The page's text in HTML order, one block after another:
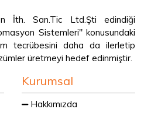
İth. San.Tic Ltd.Şti edindiği
Sistemleri" konusundaki
tecrübesini daha da ilerletip
üretmeyi hedef edinmiştir.
Kurumsal
Hakkımızda